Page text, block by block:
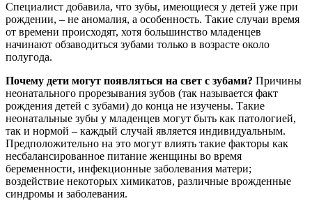
Специалист добавила, что зубы, имеющиеся у детей уже при
рождении, – не аномалия, а особенность. Такие случаи время
от времени происходят, хотя большинство младенцев
начинают обзаводиться зубами только в возрасте около
полугода.
Почему дети могут появляться на свет с зубами? Причины
неонатального прорезывания зубов (так называется факт
рождения детей с зубами) до конца не изучены. Такие
неонатальные зубы у младенцев могут быть как патологией,
так и нормой – каждый случай является индивидуальным.
Предположительно на это могут влиять такие факторы как
несбалансированное питание женщины во время
беременности, инфекционные заболевания матери;
воздействие некоторых химикатов, различные врожденные
синдромы и заболевания.